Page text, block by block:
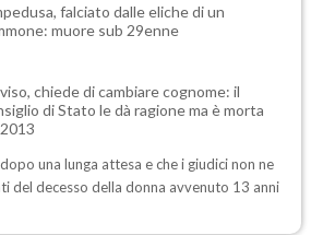
falciato dalle eliche di un
muore sub 29enne
chiede di cambiare cognome: il
di Stato le dà ragione ma è morta
una lunga attesa e che i giudici non ne
del decesso della donna avvenuto 13 anni